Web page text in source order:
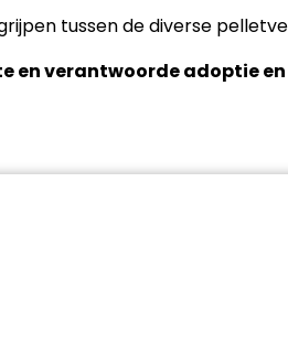
tussen de diverse
en verantwoorde adoptie